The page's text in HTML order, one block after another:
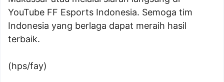
YouTube FF Esports Indonesia. Semoga tim
Indonesia yang berlaga dapat meraih hasil
terbaik.
(hps/fay)